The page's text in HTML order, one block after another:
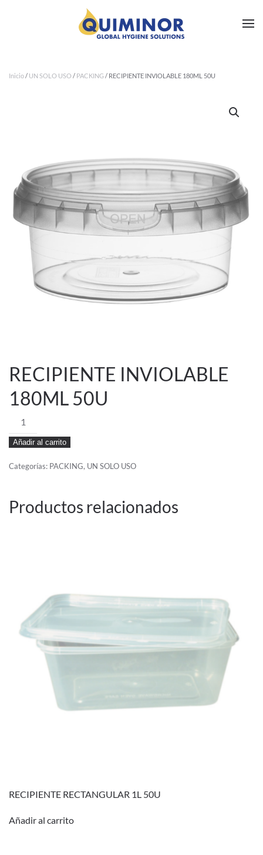
Ir al contenido principal
Inicio/ UN SOLO USO / PACKING/ RECIPIENTE INVIOLABLE 180ML 50U
RECIPIENTE INVIOLABLE
180ML 50U
RECIPIENTE
INVIOLABLE
180ML
50U
Añadir al carrito
Categorías: PACKING, UN SOLO USO
Productos relacionados
RECIPIENTE RECTANGULAR 1L 50U
Añadir al carrito